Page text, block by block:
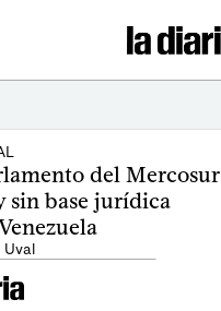
del Mercosur
sin base jurídica
Uval